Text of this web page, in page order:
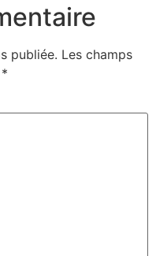
publiée. Les champs
*